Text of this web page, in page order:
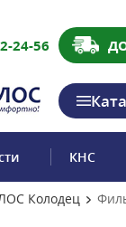
24-56
КНС
Колодец